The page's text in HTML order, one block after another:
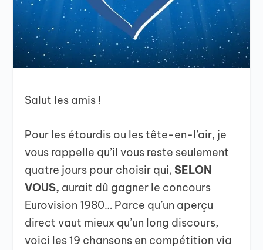
Salut les amis !
Pour les étourdis ou les tête-en-l’air, je
vous rappelle qu’il vous reste seulement
quatre jours pour choisir qui, SELON
VOUS, aurait dû gagner le concours
Eurovision 1980… Parce qu’un aperçu
direct vaut mieux qu’un long discours,
voici les 19 chansons en compétition via